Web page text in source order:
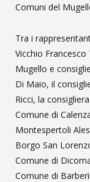
Comuni del
Tra i
Vicchio
Mugello e
Di Maio, il
Ricci, la
Comune di
Montespertoli
Borgo San
Comune di
Comune di